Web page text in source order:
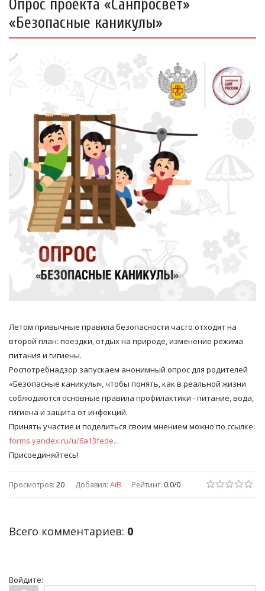
Опрос проекта «Санпросвет»
«Безопасные каникулы»
Летом привычные правила безопасности часто отходят на
второй план: поездки, отдых на природе, изменение режима
питания и гигиены.
Роспотребнадзор запускаем анонимный опрос для родителей
«Безопасные каникулы», чтобы понять, как в реальной жизни
соблюдаются основные правила профилактики - питание, вода,
гигиена и защита от инфекций.
Принять участие и поделиться своим мнением можно по ссылке:
forms.yandex.ru/u/6a13fede...
Присоединяйтесь!
Просмотров: 20 Добавил: AiB Рейтинг: 0.0/0
Всего комментариев: 0
Войдите: